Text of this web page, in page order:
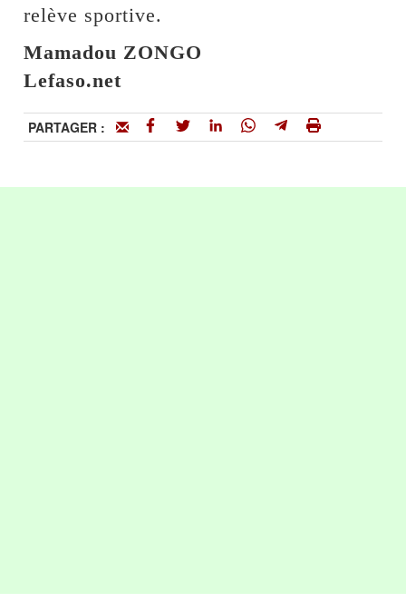
relève sportive.
Mamadou ZONGO
Lefaso.net
PARTAGER :